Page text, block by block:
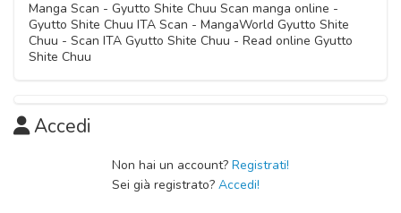
Manga Scan - Gyutto Shite Chuu Scan manga online -
Gyutto Shite Chuu ITA Scan - MangaWorld Gyutto Shite
Chuu - Scan ITA Gyutto Shite Chuu - Read online Gyutto
Shite Chuu
Accedi
Non hai un account? Registrati!
Sei già registrato? Accedi!